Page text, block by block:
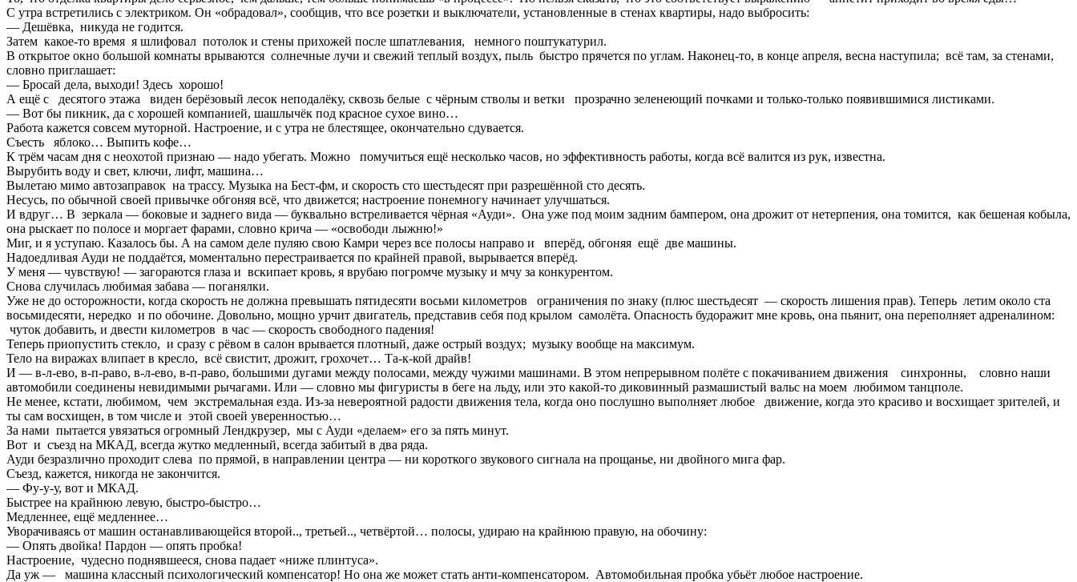
С утра встретились с электриком. Он «обрадовал», сообщив, что все розетки и выключатели, установленные в стенах квартиры, надо выбросить:
— Дешёвка, никуда не годится.
Затем какое-то время я шлифовал потолок и стены прихожей после шпатлевания, немного поштукатурил.
В открытое окно большой комнаты врываются солнечные лучи и свежий теплый воздух, пыль быстро прячется по углам. Наконец-то, в конце апреля, весна наступила; всё там, за стенами,
словно приглашает:
— Бросай дела, выходи! Здесь хорошо!
А ещё с десятого этажа виден берёзовый лесок неподалёку, сквозь белые с чёрным стволы и ветки прозрачно зеленеющий почками и только-только появившимися листиками.
— Вот бы пикник, да с хорошей компанией, шашлычёк под красное сухое вино…
Работа кажется совсем муторной. Настроение, и с утра не блестящее, окончательно сдувается.
Съесть яблоко… Выпить кофе…
К трём часам дня с неохотой признаю — надо убегать. Можно помучиться ещё несколько часов, но эффективность работы, когда всё валится из рук, известна.
Вырубить воду и свет, ключи, лифт, машина…
Вылетаю мимо автозаправок на трассу. Музыка на Бест-фм, и скорость сто шестьдесят при разрешённой сто десять.
Несусь, по обычной своей привычке обгоняя всё, что движется; настроение понемногу начинает улучшаться.
И вдруг… В зеркала — боковые и заднего вида — буквально встреливается чёрная «Ауди». Она уже под моим задним бампером, она дрожит от нетерпения, она томится, как бешеная кобыла,
она рыскает по полосе и моргает фарами, словно крича — «освободи лыжню!»
Миг, и я уступаю. Казалось бы. А на самом деле пуляю свою Камри через все полосы направо и вперёд, обгоняя ещё две машины.
Надоедливая Ауди не поддаётся, моментально перестраивается по крайней правой, вырывается вперёд.
У меня — чувствую! — загораются глаза и вскипает кровь, я врубаю погромче музыку и мчу за конкурентом.
Снова случилась любимая забава — поганялки.
Уже не до осторожности, когда скорость не должна превышать пятидесяти восьми километров ограничения по знаку (плюс шестьдесят — скорость лишения прав). Теперь летим около ста
восьмидесяти, нередко и по обочине. Довольно, мощно урчит двигатель, представив себя под крылом самолёта. Опасность будоражит мне кровь, она пьянит, она переполняет адреналином:
чуток добавить, и двести километров в час — скорость свободного падения!
Теперь приопустить стекло, и сразу с рёвом в салон врывается плотный, даже острый воздух; музыку вообще на максимум.
Тело на виражах влипает в кресло, всё свистит, дрожит, грохочет… Та-к-кой драйв!
И — в-л-ево, в-п-раво, в-л-ево, в-п-раво, большими дугами между полосами, между чужими машинами. В этом непрерывном полёте с покачиванием движения синхронны, словно наши
автомобили соединены невидимыми рычагами. Или — словно мы фигуристы в беге на льду, или это какой-то диковинный размашистый вальс на моем любимом танцполе.
Не менее, кстати, любимом, чем экстремальная езда. Из-за невероятной радости движения тела, когда оно послушно выполняет любое движение, когда это красиво и восхищает зрителей, и
ты сам восхищен, в том числе и этой своей уверенностью…
За нами пытается увязаться огромный Лендкрузер, мы с Ауди «делаем» его за пять минут.
Вот и съезд на МКАД, всегда жутко медленный, всегда забитый в два ряда.
Ауди безразлично проходит слева по прямой, в направлении центра — ни короткого звукового сигнала на прощанье, ни двойного мига фар.
Съезд, кажется, никогда не закончится.
— Фу-у-у, вот и МКАД.
Быстрее на крайнюю левую, быстро-быстро…
Медленнее, ещё медленнее…
Уворачиваясь от машин останавливающейся второй.., третьей.., четвёртой… полосы, удираю на крайнюю правую, на обочину:
— Опять двойка! Пардон — опять пробка!
Настроение, чудесно поднявшееся, снова падает «ниже плинтуса».
Да уж — машина классный психологический компенсатор! Но она же может стать анти-компенсатором. Автомобильная пробка убьёт любое настроение.